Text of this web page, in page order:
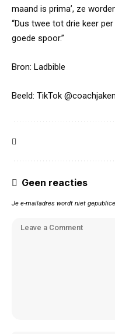
maand is prima’, ze
“Dus twee tot drie keer
goede spoor.”
Bron: Ladbible
Beeld: TikTok
Geen reacties
Je e-mailadres wordt niet